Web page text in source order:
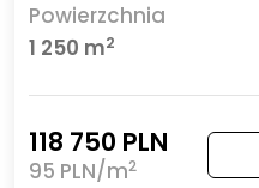
Powierzchnia
1 250 m2
118 750 PLN
95 PLN/m2